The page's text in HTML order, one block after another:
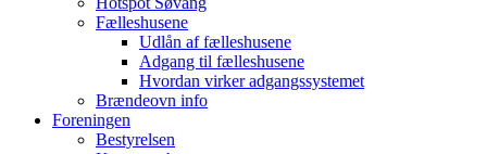
Fælleshusene
Udlån af fælleshusene
Adgang til fælleshusene
Hvordan virker adgangssystemet
Brændeovn info
Foreningen
Bestyrelsen